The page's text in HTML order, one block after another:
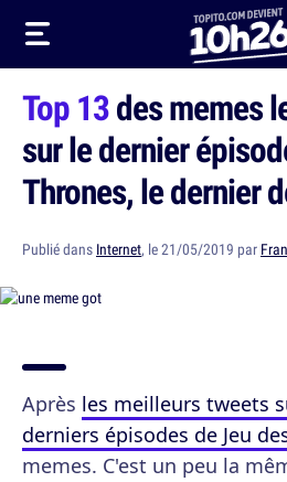
Top 13des memes
sur le dernier
Thrones, le dernier
Publié dans Internet, le 21/05/2019 par
Après les meilleurs tweets
derniers épisodes de Jeu
memes. C'est un peu la